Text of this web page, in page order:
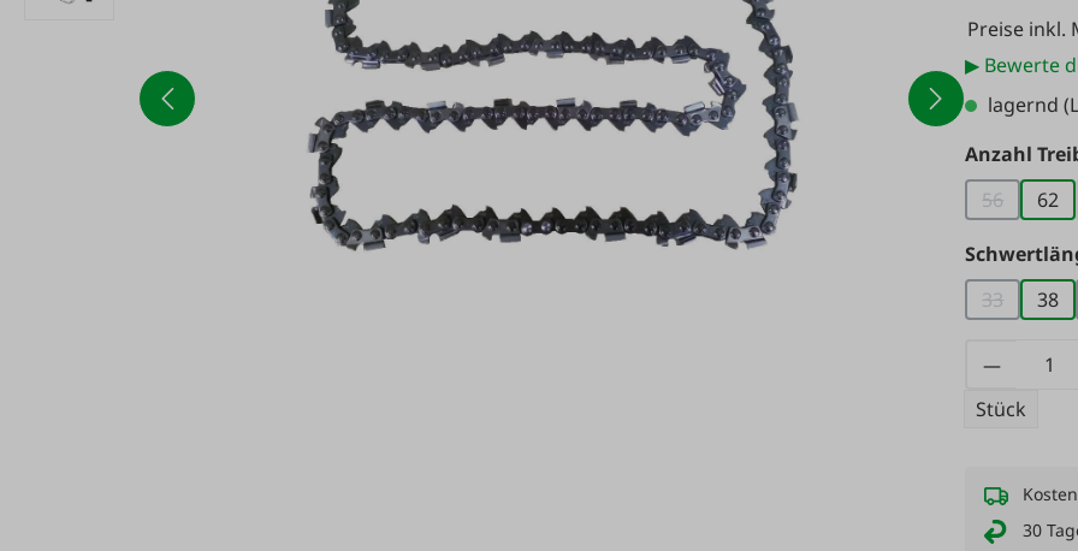
Preise inkl.
▶ Bewerte
lagernd
Anzahl
56(Diese62
33(Diese38
Stück
30